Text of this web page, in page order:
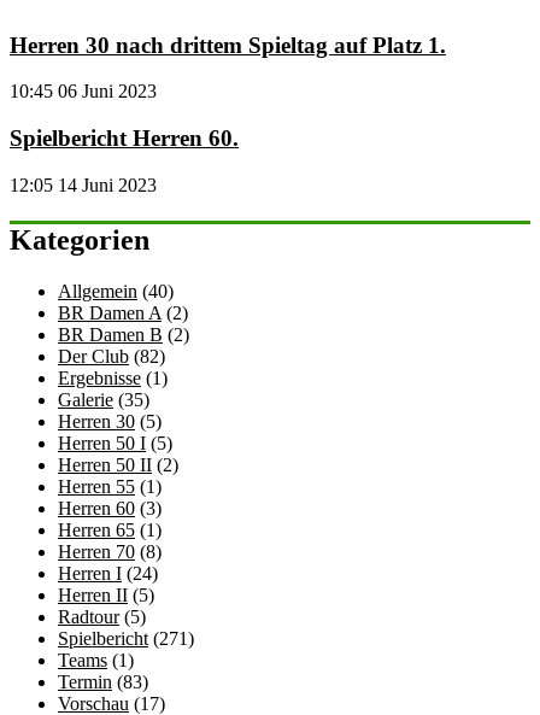
Herren 30 nach drittem Spieltag auf Platz 1.
10:45 06 Juni 2023
Spielbericht Herren 60.
12:05 14 Juni 2023
Kategorien
Allgemein (40)
BR Damen A (2)
BR Damen B (2)
Der Club (82)
Ergebnisse (1)
Galerie (35)
Herren 30 (5)
Herren 50 I (5)
Herren 50 II (2)
Herren 55 (1)
Herren 60 (3)
Herren 65 (1)
Herren 70 (8)
Herren I (24)
Herren II (5)
Radtour(5)
Spielbericht (271)
Teams (1)
Termin (83)
Vorschau (17)